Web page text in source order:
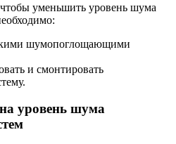
уменьшить уровень шума
шумопоглощающими
и смонтировать
уровень шума